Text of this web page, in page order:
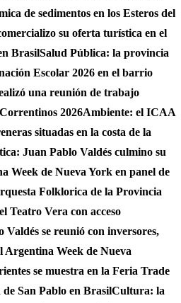
de sedimentos en los Esteros del
su oferta turística en el
BrasilSalud Pública: la provincia
Escolar 2026 en el barrio
una reunión de trabajo
2026Ambiente: el ICAA
situadas en la costa de la
Juan Pablo Valdés culmino su
Week de Nueva York en panel de
Folklorica de la Provincia
Teatro Vera con acceso
Valdés se reunió con inversores,
Argentina Week de Nueva
se muestra en la Feria Trade
de San Pablo en BrasilCultura: la